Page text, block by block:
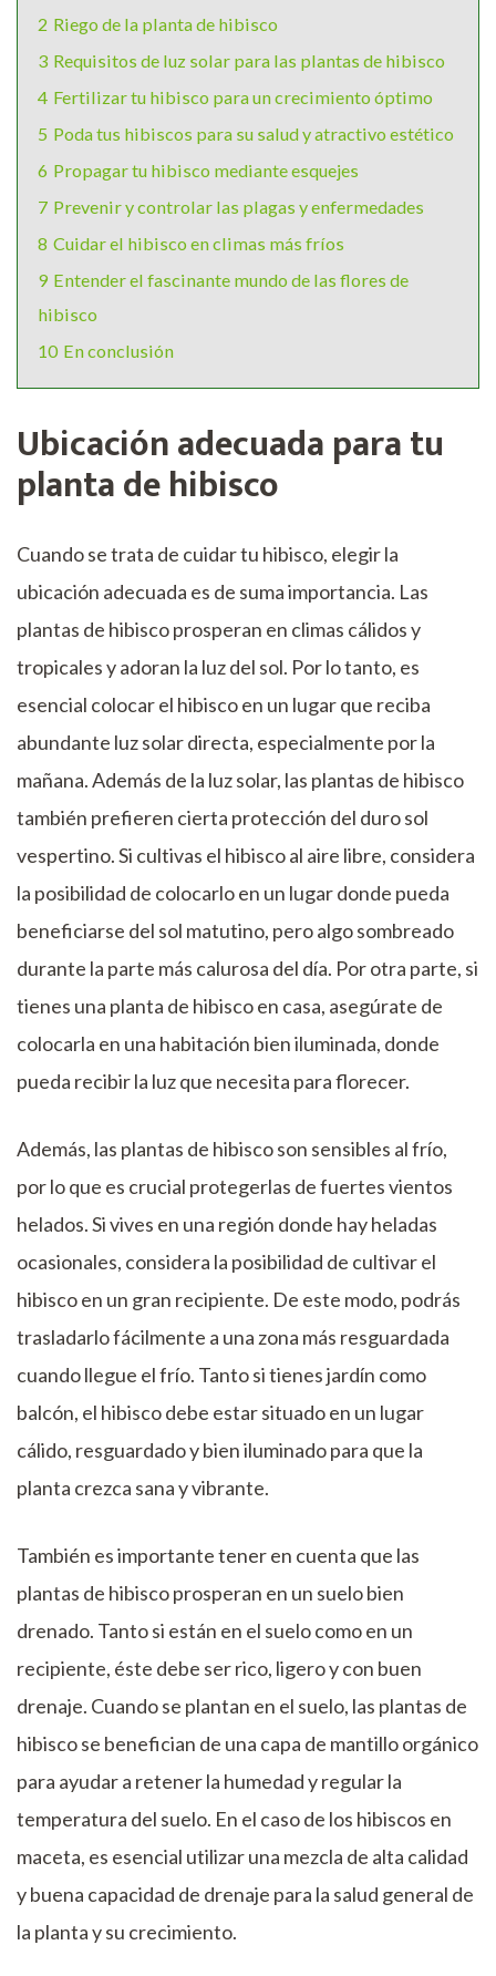
2 Riego de la planta de hibisco
3 Requisitos de luz solar para las plantas de hibisco
4 Fertilizar tu hibisco para un crecimiento óptimo
5 Poda tus hibiscos para su salud y atractivo estético
6 Propagar tu hibisco mediante esquejes
7 Prevenir y controlar las plagas y enfermedades
8 Cuidar el hibisco en climas más fríos
9 Entender el fascinante mundo de las flores de
hibisco
10 En conclusión
Ubicación adecuada para tu
planta de hibisco
Cuando se trata de cuidar tu hibisco, elegir la
ubicación adecuada es de suma importancia. Las
plantas de hibisco prosperan en climas cálidos y
tropicales y adoran la luz del sol. Por lo tanto, es
esencial colocar el hibisco en un lugar que reciba
abundante luz solar directa, especialmente por la
mañana. Además de la luz solar, las plantas de hibisco
también prefieren cierta protección del duro sol
vespertino. Si cultivas el hibisco al aire libre, considera
la posibilidad de colocarlo en un lugar donde pueda
beneficiarse del sol matutino, pero algo sombreado
durante la parte más calurosa del día. Por otra parte, si
tienes una planta de hibisco en casa, asegúrate de
colocarla en una habitación bien iluminada, donde
pueda recibir la luz que necesita para florecer.
Además, las plantas de hibisco son sensibles al frío,
por lo que es crucial protegerlas de fuertes vientos
helados. Si vives en una región donde hay heladas
ocasionales, considera la posibilidad de cultivar el
hibisco en un gran recipiente. De este modo, podrás
trasladarlo fácilmente a una zona más resguardada
cuando llegue el frío. Tanto si tienes jardín como
balcón, el hibisco debe estar situado en un lugar
cálido, resguardado y bien iluminado para que la
planta crezca sana y vibrante.
También es importante tener en cuenta que las
plantas de hibisco prosperan en un suelo bien
drenado. Tanto si están en el suelo como en un
recipiente, éste debe ser rico, ligero y con buen
drenaje. Cuando se plantan en el suelo, las plantas de
hibisco se benefician de una capa de mantillo orgánico
para ayudar a retener la humedad y regular la
temperatura del suelo. En el caso de los hibiscos en
maceta, es esencial utilizar una mezcla de alta calidad
y buena capacidad de drenaje para la salud general de
la planta y su crecimiento.